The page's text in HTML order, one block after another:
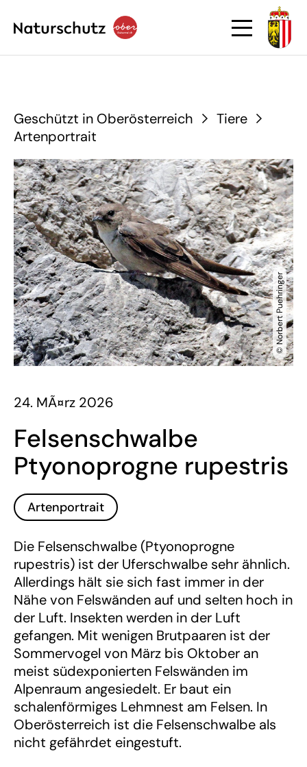
Geschützt in Oberösterreich
Tiere
Artenportrait
© Norbert Puehringer
24. MÃ¤rz 2026
Felsenschwalbe
Ptyonoprogne rupestris
Artenportrait
Die Felsenschwalbe (Ptyonoprogne
rupestris) ist der Uferschwalbe sehr ähnlich.
Allerdings hält sie sich fast immer in der
Nähe von Felswänden auf und selten hoch in
der Luft. Insekten werden in der Luft
gefangen. Mit wenigen Brutpaaren ist der
Sommervogel von März bis Oktober an
meist südexponierten Felswänden im
Alpenraum angesiedelt. Er baut ein
schalenförmiges Lehmnest am Felsen. In
Oberösterreich ist die Felsenschwalbe als
nicht gefährdet eingestuft.